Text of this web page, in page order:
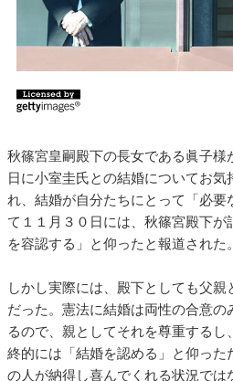
秋篠宮皇嗣殿下の長女である眞子様
日に小室圭氏との結婚についてお気
れ、結婚が自分たちにとって「必要
て１１月３０日には、秋篠宮殿下が
を容認する」と仰ったと報道され
しかし実際には、殿下としても父
だった。憲法に結婚は両性の合意の
るので、親としてそれを尊重する
終的には「結婚を認める」と仰った
の人が納得し喜んでくれる状況では